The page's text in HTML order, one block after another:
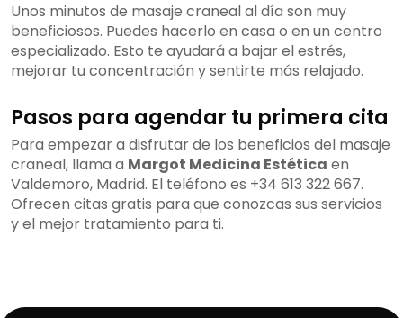
Unos minutos de masaje craneal al día son muy
beneficiosos. Puedes hacerlo en casa o en un centro
especializado. Esto te ayudará a bajar el estrés,
mejorar tu concentración y sentirte más relajado.
Pasos para agendar tu primera cita
Para empezar a disfrutar de los beneficios del masaje
craneal, llama a Margot Medicina Estética en
Valdemoro, Madrid. El teléfono es +34 613 322 667.
Ofrecen citas gratis para que conozcas sus servicios
y el mejor tratamiento para ti.